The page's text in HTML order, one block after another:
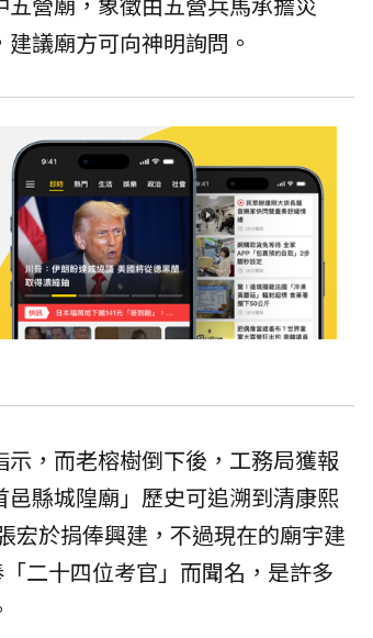
議廟方可向神明詢問。
，而老榕樹倒下後，工務局獲報
縣城隍廟」歷史可追溯到清康熙
宏於捐俸興建，不過現在的廟宇建
二十四位考官」而聞名， 是許多